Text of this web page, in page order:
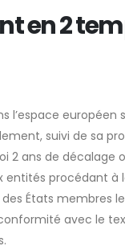
en 2
l’espace européen
suivi de sa
2 ans de
entités procédant
États membres
avec le